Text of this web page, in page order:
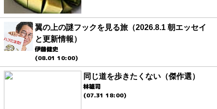
翼の上の謎フックを見る旅（2026.8.1 朝エッセイ
と更新情報）
伊藤健史
(08.01 10:00)
同じ道を歩きたくない（傑作選）
林雄司
(07.31 18:00)